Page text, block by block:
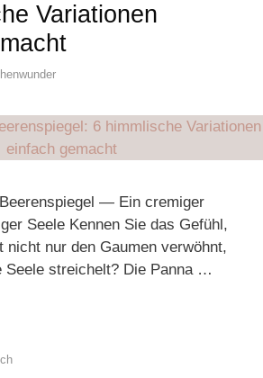
Variationen
— Ein cremiger
Seele Kennen Sie das Gefühl,
nicht nur den Gaumen verwöhnt,
Seele streichelt? Die Panna …